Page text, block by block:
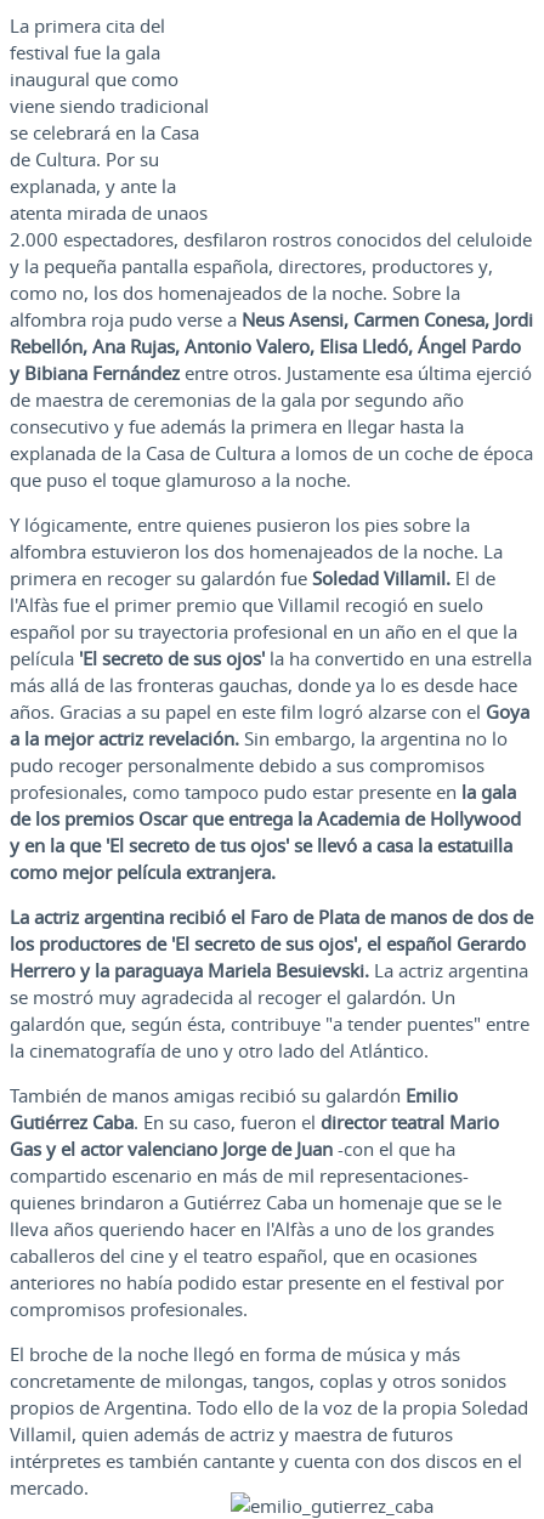
La primera cita del
festival fue la gala
inaugural que como
viene siendo tradicional
se celebrará en la Casa
de Cultura. Por su
explanada, y ante la
atenta mirada de unaos
2.000 espectadores, desfilaron rostros conocidos del celuloide
y la pequeña pantalla española, directores, productores y,
como no, los dos homenajeados de la noche. Sobre la
alfombra roja pudo verse a Neus Asensi, Carmen Conesa, Jordi
Rebellón, Ana Rujas, Antonio Valero, Elisa Lledó, Ángel Pardo
y Bibiana Fernández entre otros. Justamente esa última ejerció
de maestra de ceremonias de la gala por segundo año
consecutivo y fue además la primera en llegar hasta la
explanada de la Casa de Cultura a lomos de un coche de época
que puso el toque glamuroso a la noche.
Y lógicamente, entre quienes pusieron los pies sobre la
alfombra estuvieron los dos homenajeados de la noche. La
primera en recoger su galardón fue Soledad Villamil. El de
l'Alfàs fue el primer premio que Villamil recogió en suelo
español por su trayectoria profesional en un año en el que la
película 'El secreto de sus ojos' la ha convertido en una estrella
más allá de las fronteras gauchas, donde ya lo es desde hace
años. Gracias a su papel en este film logró alzarse con el Goya
a la mejor actriz revelación. Sin embargo, la argentina no lo
pudo recoger personalmente debido a sus compromisos
profesionales, como tampoco pudo estar presente en la gala
de los premios Oscar que entrega la Academia de Hollywood
y en la que 'El secreto de tus ojos' se llevó a casa la estatuilla
como mejor película extranjera.
La actriz argentina recibió el Faro de Plata de manos de dos de
los productores de 'El secreto de sus ojos', el español Gerardo
Herrero y la paraguaya Mariela Besuievski. La actriz argentina
se mostró muy agradecida al recoger el galardón. Un
galardón que, según ésta, contribuye "a tender puentes" entre
la cinematografía de uno y otro lado del Atlántico.
También de manos amigas recibió su galardón Emilio
Gutiérrez Caba. En su caso, fueron el director teatral Mario
Gas y el actor valenciano Jorge de Juan -con el que ha
compartido escenario en más de mil representaciones-
quienes brindaron a Gutiérrez Caba un homenaje que se le
lleva años queriendo hacer en l'Alfàs a uno de los grandes
caballeros del cine y el teatro español, que en ocasiones
anteriores no había podido estar presente en el festival por
compromisos profesionales.
El broche de la noche llegó en forma de música y más
concretamente de milongas, tangos, coplas y otros sonidos
propios de Argentina. Todo ello de la voz de la propia Soledad
Villamil, quien además de actriz y maestra de futuros
intérpretes es también cantante y cuenta con dos discos en el
mercado.